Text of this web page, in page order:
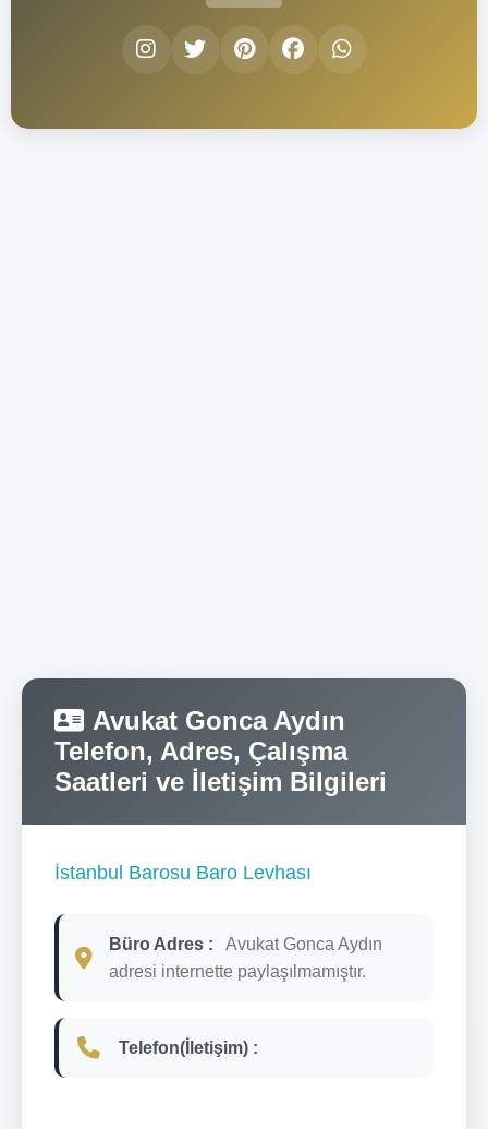
Avukat Gonca Aydın
Telefon, Adres, Çalışma
Saatleri ve İletişim Bilgileri
İstanbul Barosu Baro Levhası
Büro Adres :
Avukat Gonca Aydın
adresi internette paylaşılmamıştır.
Telefon(İletişim) :